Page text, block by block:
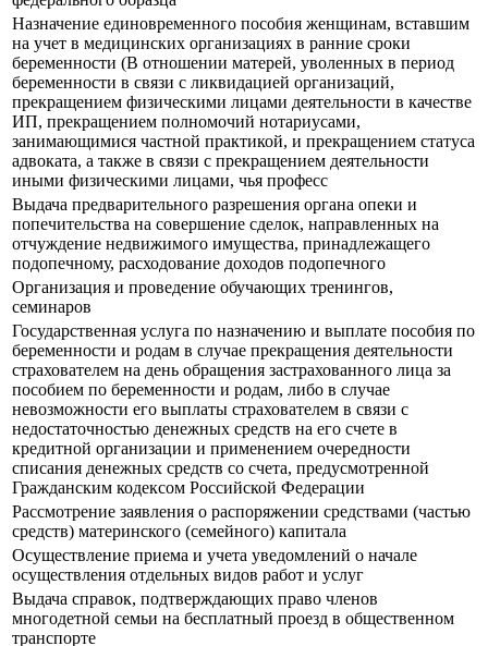
Назначение единовременного пособия женщинам, вставшим
на учет в медицинских организациях в ранние сроки
беременности (В отношении матерей, уволенных в период
беременности в связи с ликвидацией организаций,
прекращением физическими лицами деятельности в качестве
ИП, прекращением полномочий нотариусами,
занимающимися частной практикой, и прекращением статуса
адвоката, а также в связи с прекращением деятельности
иными физическими лицами, чья професс
Выдача предварительного разрешения органа опеки и
попечительства на совершение сделок, направленных на
отчуждение недвижимого имущества, принадлежащего
подопечному, расходование доходов подопечного
Организация и проведение обучающих тренингов,
семинаров
Государственная услуга по назначению и выплате пособия по
беременности и родам в случае прекращения деятельности
страхователем на день обращения застрахованного лица за
пособием по беременности и родам, либо в случае
невозможности его выплаты страхователем в связи с
недостаточностью денежных средств на его счете в
кредитной организации и применением очередности
списания денежных средств со счета, предусмотренной
Гражданским кодексом Российской Федерации
Рассмотрение заявления о распоряжении средствами (частью
средств) материнского (семейного) капитала
Осуществление приема и учета уведомлений о начале
осуществления отдельных видов работ и услуг
Выдача справок, подтверждающих право членов
многодетной семьи на бесплатный проезд в общественном
транспорте